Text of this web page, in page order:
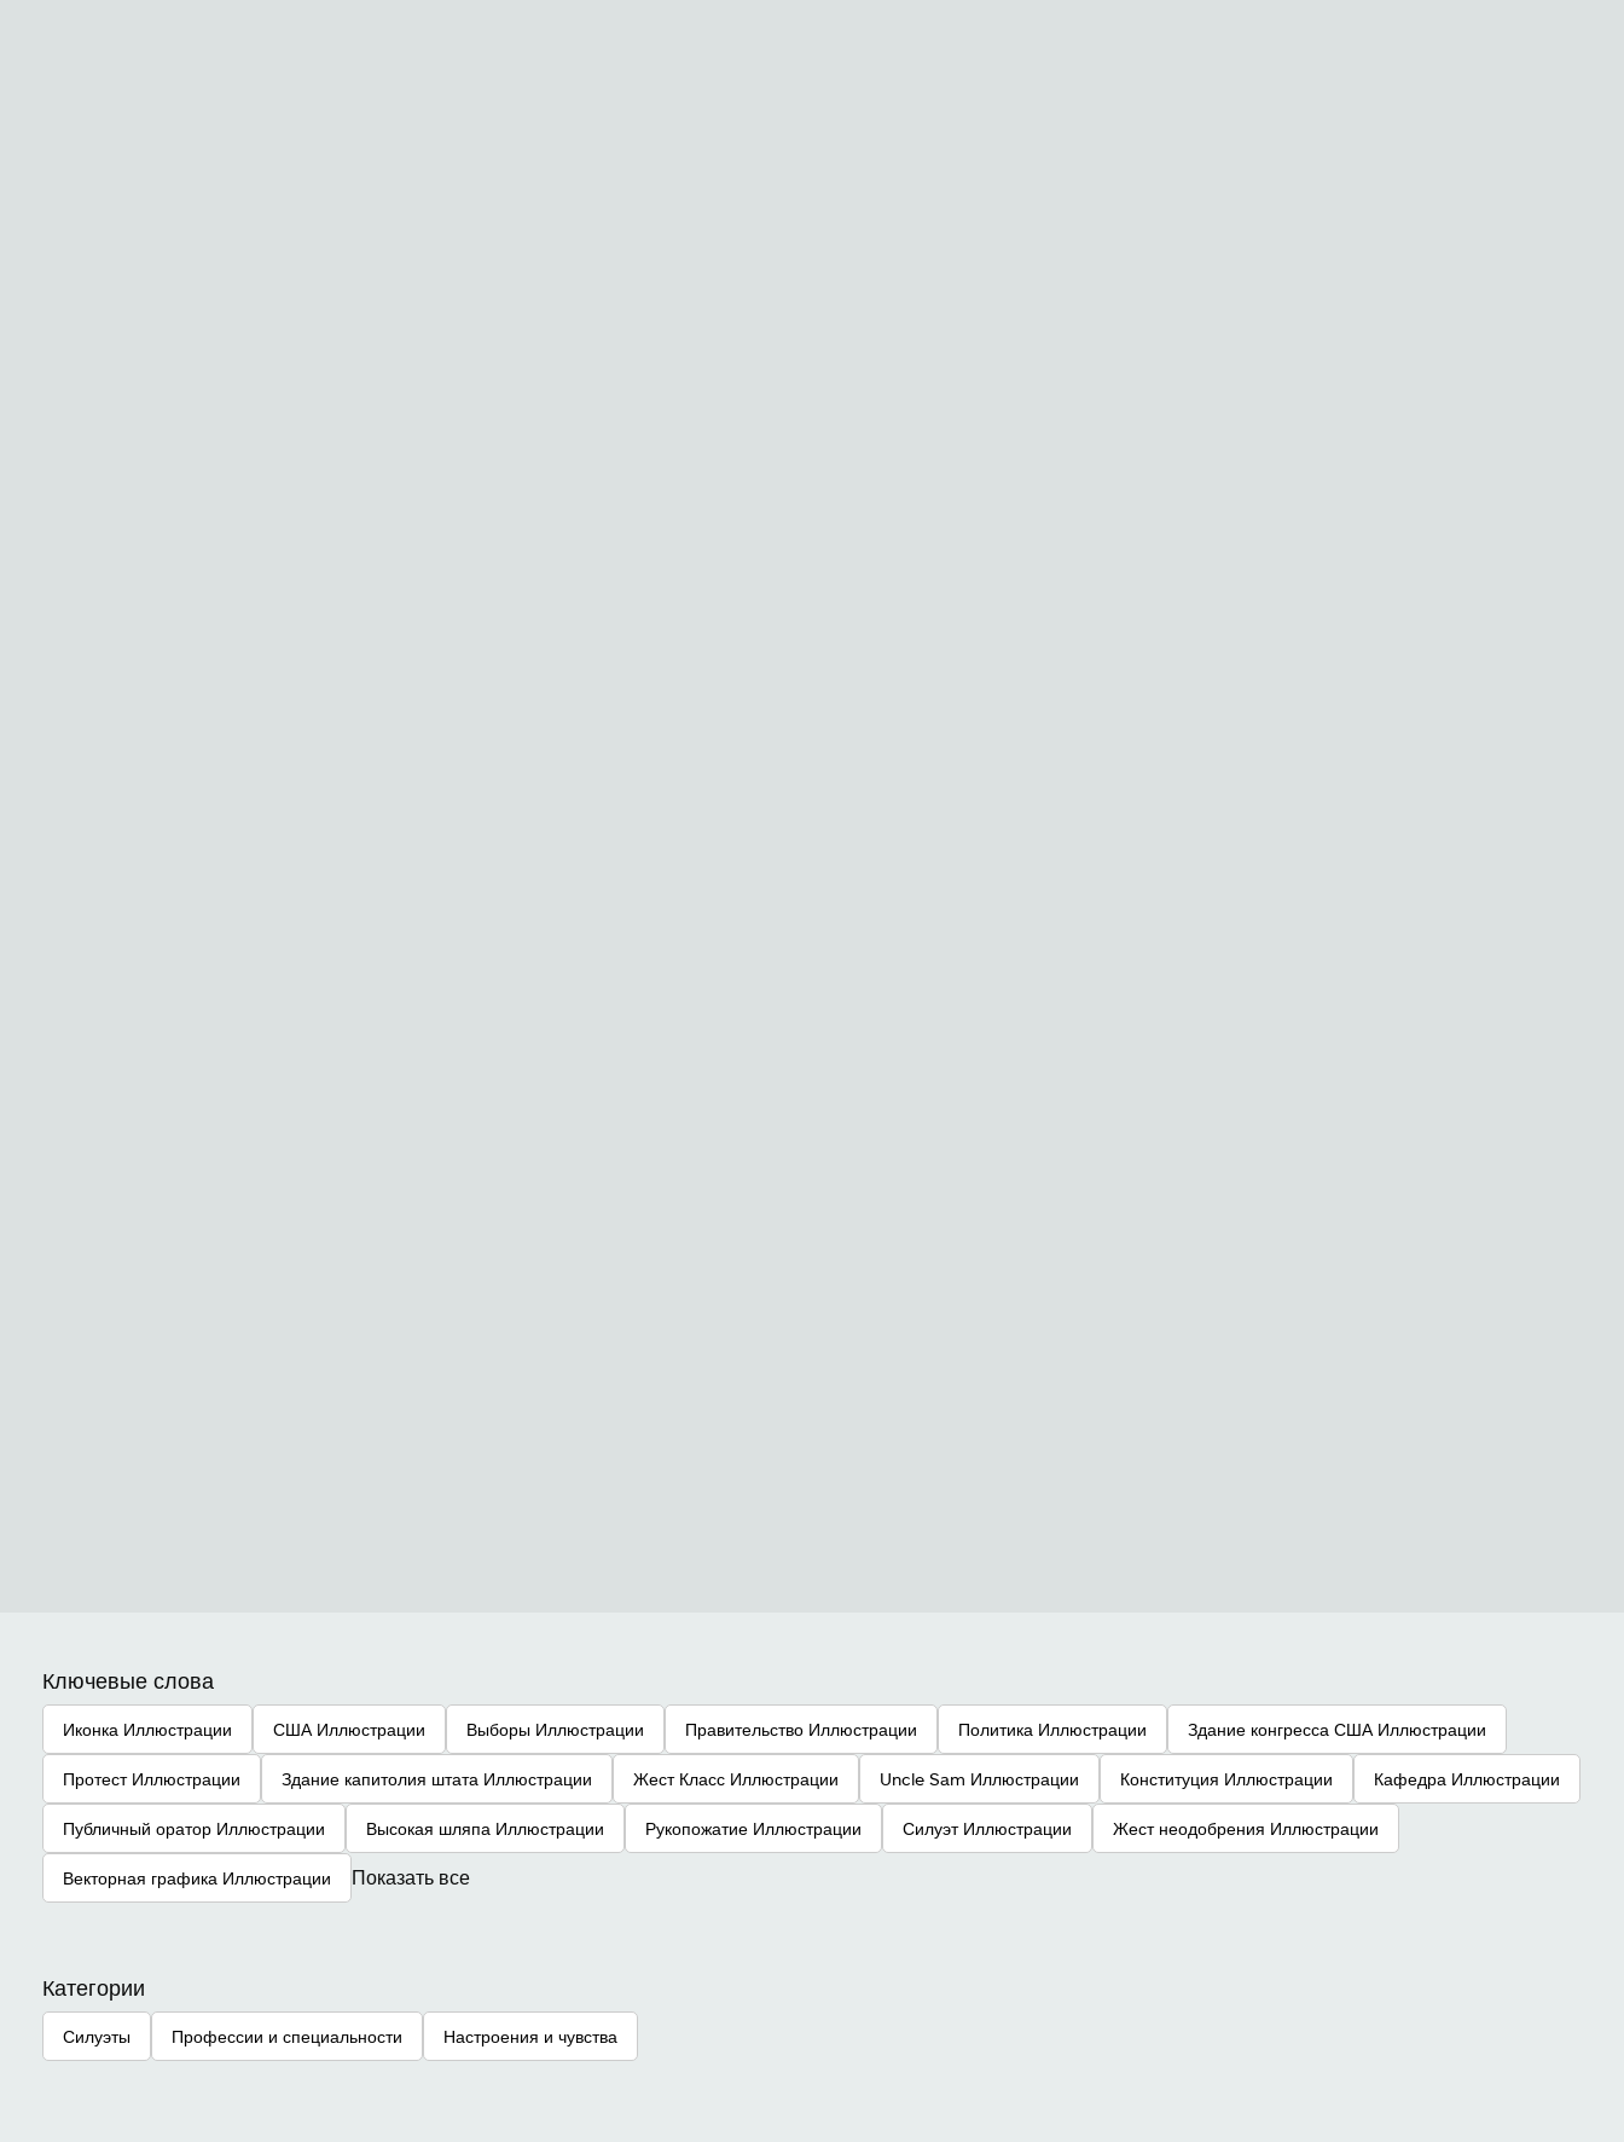
Ключевые слова
Иконка Иллюстрации США Иллюстрации Выборы Иллюстрации Правительство Иллюстрации Политика Иллюстрации Здание конгресса США Иллюстрации
Протест Иллюстрации Здание капитолия штата Иллюстрации Жест Класс Иллюстрации Uncle Sam Иллюстрации Конституция Иллюстрации Кафедра Иллюстрации
Публичный оратор Иллюстрации Высокая шляпа Иллюстрации Рукопожатие Иллюстрации Силуэт Иллюстрации Жест неодобрения Иллюстрации
Векторная графика Иллюстрации Показать все
Категории
Силуэты Профессии и специальности Настроения и чувства